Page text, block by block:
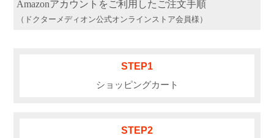
Amazonアカウントをご利用したご注文手順
（ドクターメディオン公式オンラインストア会員様）
STEP1
ショッピングカート
STEP2